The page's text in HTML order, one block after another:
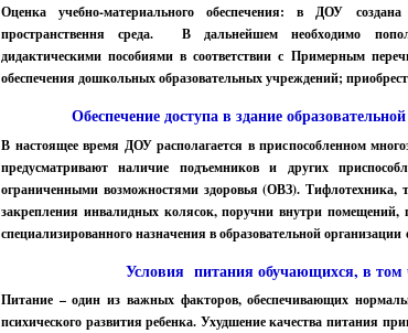
Оценка учебно-материального обеспечения: в ДОУ
пространствення среда. В дальнейшем необходимо
дидактическими пособиями в соответствии с Примерным
обеспечения дошкольных образовательных учреждений;
Обеспечение доступа в здание
В настоящее время ДОУ располагается в приспособленном
предусматривают наличие подъемников и других
ограниченными возможностями здоровья (ОВЗ). Тифлотехника,
закрепления инвалидных колясок, поручни внутри
специализированного назначения в образовательной организации
Условия питания обучающихся, в том
Питание – один из важных факторов, обеспечивающих
психического развития ребенка. Ухудшение качества питания